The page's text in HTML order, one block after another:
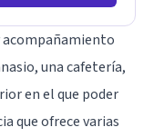
acompañamiento
una cafetería,
en el que poder
que ofrece varias